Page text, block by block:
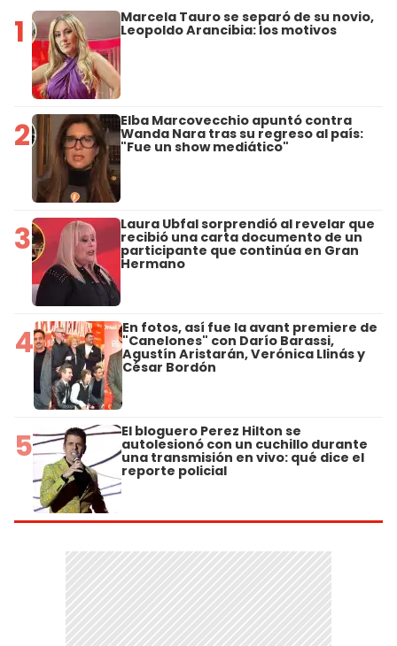
1 Marcela Tauro se separó de su novio,
Leopoldo Arancibia: los motivos
2 Elba Marcovecchio apuntó contra
Wanda Nara tras su regreso al país:
"Fue un show mediático"
3 Laura Ubfal sorprendió al revelar que
recibió una carta documento de un
participante que continúa en Gran
Hermano
4 En fotos, así fue la avant premiere de
"Canelones" con Darío Barassi,
Agustín Aristarán, Verónica Llinás y
César Bordón
5 El bloguero Perez Hilton se
autolesionó con un cuchillo durante
una transmisión en vivo: qué dice el
reporte policial